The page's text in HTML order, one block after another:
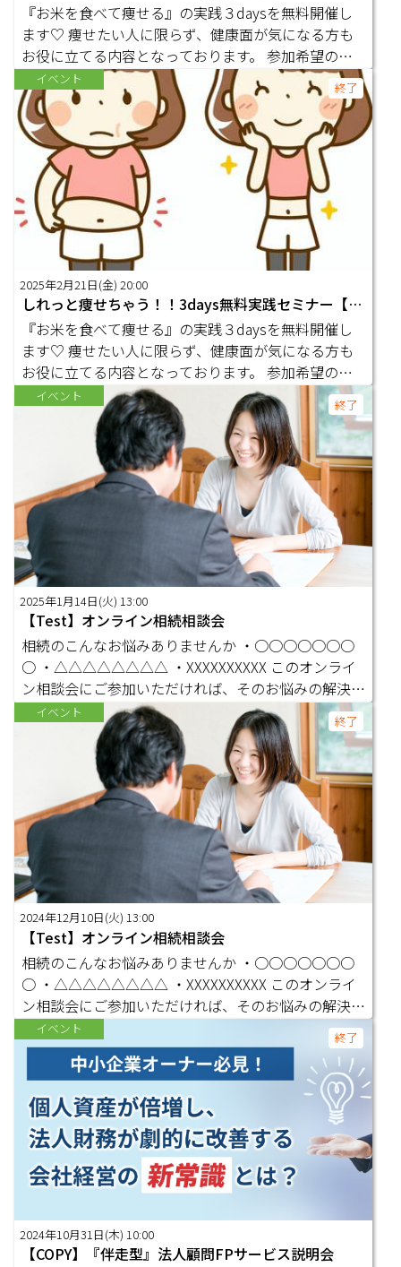
『お米を食べて痩せる』の実践３daysを無料開催し
ます♡ 痩せたい人に限らず、健康面が気になる方も
お役に立てる内容となっております。 参加希望の方
はまずはLINEオープンチャットにご参加ください。
https://line.me/ti/g2/Sc6wsX-arEgViJDtglrSdDFHxvm
NeS_LFgkQtQ?utm_source=invitation&utm_medium
=link_copy&utm_campaign=default オープンチャッ
トの参加コードは『8888』です！ 匿名でもＯＫです
のでぜひ一緒に盛り上げて頂けたら嬉しいです♡
イベント
終了
2025年2月21日(金) 20:00
しれっと痩せちゃう！！3days無料実践セミナー【1日目】
『お米を食べて痩せる』の実践３daysを無料開催し
ます♡ 痩せたい人に限らず、健康面が気になる方も
お役に立てる内容となっております。 参加希望の方
はまずはLINEオープンチャットにご参加ください。
https://line.me/ti/g2/Sc6wsX-arEgViJDtglrSdDFHxvm
NeS_LFgkQtQ?utm_source=invitation&utm_medium
=link_copy&utm_campaign=default オープンチャッ
トの参加コードは『8888』です！ 匿名でもＯＫです
のでぜひ一緒に盛り上げて頂けたら嬉しいです♡
イベント
終了
2025年1月14日(火) 13:00
【Test】オンライン相続相談会
相続のこんなお悩みありませんか ・○○○○○○○
○ ・△△△△△△△△ ・XXXXXXXXXX このオンライ
ン相談会にご参加いただければ、そのお悩みの解決の
糸口が見つかるかもしれません。 【担当】 株式会社
●●●● 代表取締役 ●●●● 相続コンサルティン
グ1級、不動産鑑定士 相続相談業歴〇〇年、これまで
に延べ▲▲▲▲件の相談をうけ、解決に導く ～～プ
ロフ写真～～ なんと今なら、オンラインサロンオー
プン特別記念で、相談料〇〇分無料！ お申し込みは
こちら
イベント
終了
2024年12月10日(火) 13:00
【Test】オンライン相続相談会
相続のこんなお悩みありませんか ・○○○○○○○
○ ・△△△△△△△△ ・XXXXXXXXXX このオンライ
ン相談会にご参加いただければ、そのお悩みの解決の
糸口が見つかるかもしれません。 【担当】 株式会社
●●●● 代表取締役 ●●●● 相続コンサルティン
グ1級、不動産鑑定士 相続相談業歴〇〇年、これまで
に延べ▲▲▲▲件の相談をうけ、解決に導く ～～プ
ロフ写真～～ なんと今なら、オンラインサロンオー
プン特別記念で、相談料〇〇分無料！ お申し込みは
こちら
イベント
終了
2024年10月31日(木) 10:00
【COPY】『伴走型』法人顧問FPサービス説明会